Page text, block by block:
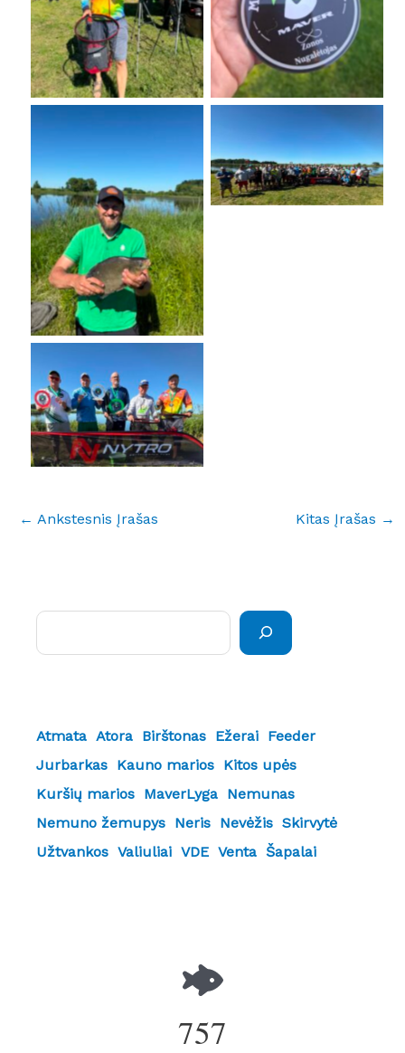
No Caption
No Caption
No Caption
← Ankstesnis Įrašas Kitas Įrašas →
Atmata Atora Birštonas Ežerai Feeder
Jurbarkas Kauno marios Kitos upės
Kuršių marios MaverLyga Nemunas
Nemuno žemupys Neris Nevėžis Skirvytė
Užtvankos Valiuliai VDE Venta Šapalai
757